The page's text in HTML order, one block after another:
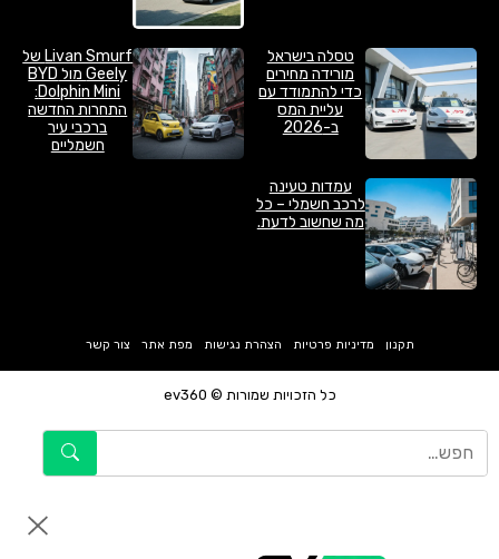
טסלה בישראל
מורידה מחירים
כדי להתמודד עם
עליית המס
ב-2026
Livan Smurf של
Geely מול BYD
Dolphin Mini:
התחרות החדשה
ברכבי עיר
חשמליים
עמדות טעינה
לרכב חשמלי – כל
מה שחשוב לדעת.
כל הזכויות שמורות © ev360
תקנון מדיניות פרטיות הצהרת נגישות מפת אתר צור קשר